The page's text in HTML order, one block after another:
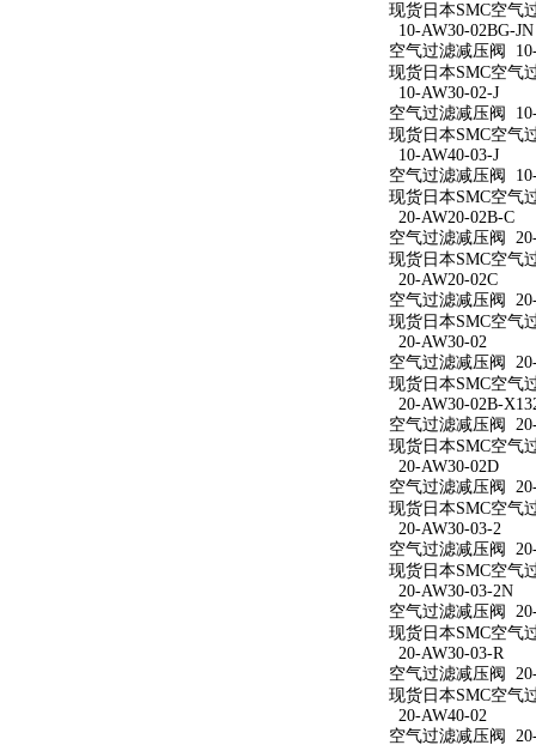
现货日本SMC空气
10-AW30-02BG-JN
空气过滤减压阀
现货日本SMC空气
10-AW30-02-J
空气过滤减压阀
现货日本SMC空气
10-AW40-03-J
空气过滤减压阀
现货日本SMC空气
20-AW20-02B-C
空气过滤减压阀
现货日本SMC空气
20-AW20-02C
空气过滤减压阀
现货日本SMC空气
20-AW30-02
空气过滤减压阀
现货日本SMC空气
20-AW30-02B-
空气过滤减压阀
现货日本SMC空气
20-AW30-02D
空气过滤减压阀
现货日本SMC空气
20-AW30-03-2
空气过滤减压阀
现货日本SMC空气
20-AW30-03-2N
空气过滤减压阀
现货日本SMC空气
20-AW30-03-R
空气过滤减压阀
现货日本SMC空气
20-AW40-02
空气过滤减压阀